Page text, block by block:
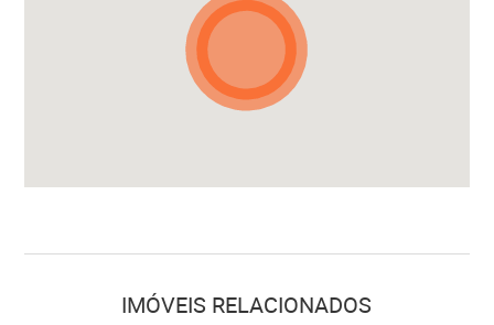
IMÓVEIS RELACIONADOS